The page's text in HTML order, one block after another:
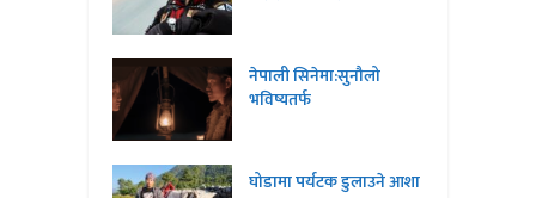
नेपाली सिनेमा:सुनौलो
भविष्यतर्फ
घोडामा पर्यटक डुलाउने आशा